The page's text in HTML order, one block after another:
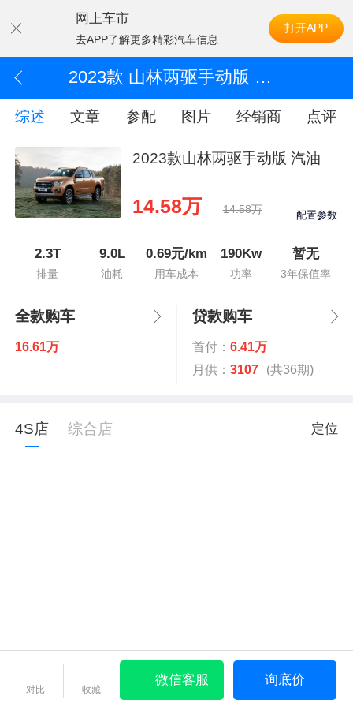
网上车市
去APP了解更多精彩汽车信息
打开APP
2023款 山林两驱手动版 汽油
综述 文章 参配 图片 经销商 点评
2023款山林两驱手动版 汽油
14.58万 14.58万 配置参数
2.3T
排量
9.0L
油耗
0.69元/km
用车成本
190Kw
功率
暂无
3年保值率
全款购车
16.61万
贷款购车
首付： 6.41万
月供： 3107 (共36期)
4S店 综合店 定位
对比 收藏
微信客服 询底价